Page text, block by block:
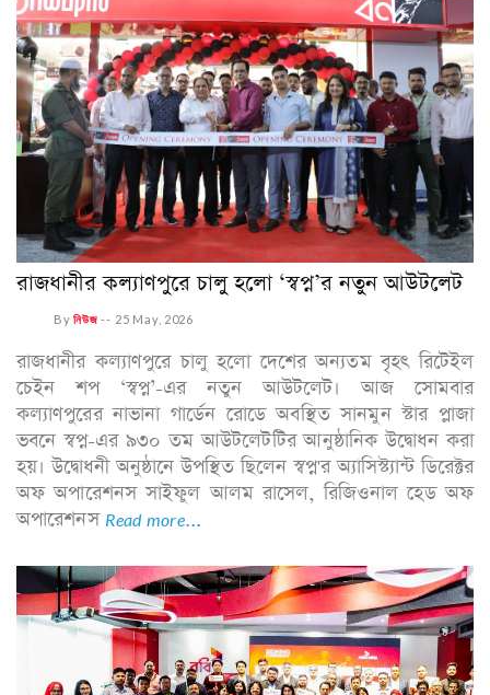
রাজধানীর কল্যাণপুরে চালু হলো ‘স্বপ্ন’র নতুন আউটলেট
Byনিউজ -- 25 May, 2026
রাজধানীর কল্যাণপুরে চালু হলো দেশের অন্যতম বৃহৎ রিটেইল
চেইন শপ ‘স্বপ্ন’-এর নতুন আউটলেট। আজ সোমবার
কল্যাণপুরের নাভানা গার্ডেন রোডে অবস্থিত সানমুন স্টার প্লাজা
ভবনে স্বপ্ন-এর ৯৩০ তম আউটলেটটির আনুষ্ঠানিক উদ্বোধন করা
হয়। উদ্বোধনী অনুষ্ঠানে উপস্থিত ছিলেন স্বপ্ন'র অ্যাসিস্ট্যান্ট ডিরেক্টর
অফ অপারেশনস সাইফুল আলম রাসেল, রিজিওনাল হেড অফ
অপারেশনস Read more...